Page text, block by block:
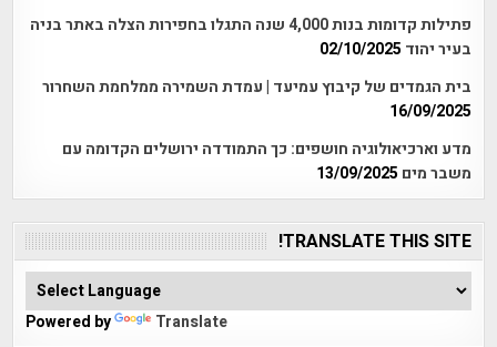
פתילות קדומות בנות 4,000 שנה התגלו בחפירות הצלה באתר בניה
בעיר יהוד 02/10/2025
בית הגמדים של קיבוץ עמיעד | עמדת השמירה ממלחמת השחרור
16/09/2025
מדע וארכיאולוגיה חושפים: כך התמודדה ירושלים הקדומה עם
משבר מים 13/09/2025
TRANSLATE THIS SITE!
Powered by Translate